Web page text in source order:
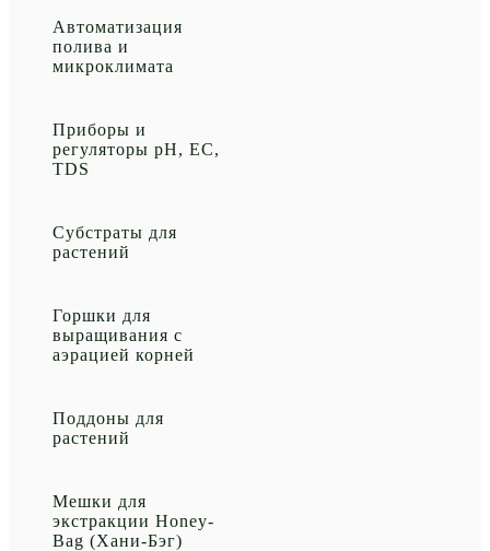
Автоматизация
полива и
микроклимата
Приборы и
регуляторы рН, EC,
TDS
Субстраты для
растений
Горшки для
выращивания с
аэрацией корней
Поддоны для
растений
Мешки для
экстракции Honey-
Bag (Хани-Бэг)